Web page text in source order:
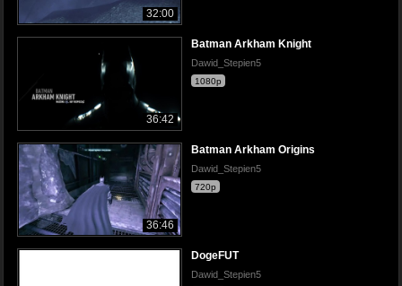
32:00
36:42
Batman Arkham Knight
Dawid_Stepien5
1080p
36:46
Batman Arkham Origins
Dawid_Stepien5
720p
DogeFUT
Dawid_Stepien5